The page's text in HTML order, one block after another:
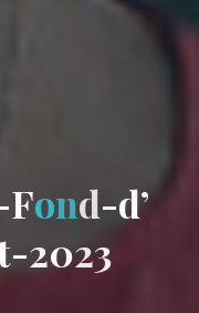
Fond-d’
-2023